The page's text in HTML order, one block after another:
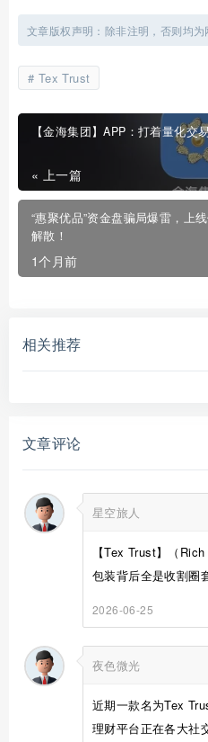
文章版权声明：除非注明，否则均为
Tex Trust
【金海集团】APP：打着量化交
« 上一篇
“惠聚优品”资金盘骗局爆雷，上
解散！
1个月前
相关推荐
文章评论
星空旅人
【Tex Trust】（
包装背后全是收割圈
2026-06-25
夜色微光
近期一款名为Tex
理财平台正在各大社